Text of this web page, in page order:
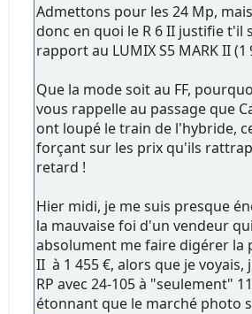
Admettons pour les 24 Mp,
donc en quoi le R 6 II justifie t'il
rapport au LUMIX S5 MARK II (1
Que la mode soit au FF,
vous rappelle au passage que
ont loupé le train de l'hybride,
forçant sur les prix qu'ils
retard !
Hier midi, je me suis presque
la mauvaise foi d'un vendeur
absolument me faire digérer la
II à 1 455 €, alors que je voyais,
RP avec 24-105 à "seulement"
étonnant que le marché photo